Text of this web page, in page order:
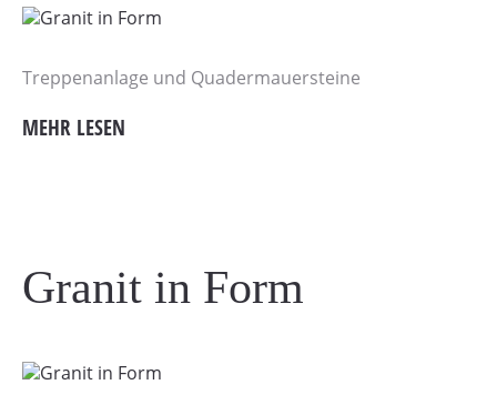
Treppenanlage und Quadermauersteine
MEHR LESEN
Granit in Form